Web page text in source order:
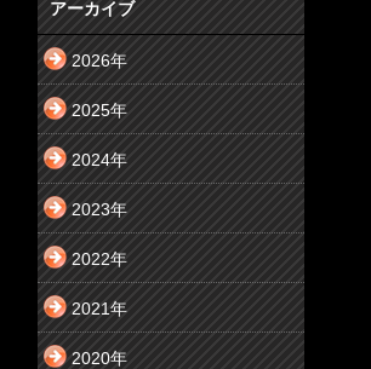
アーカイブ
2026年
2025年
2024年
2023年
2022年
2021年
2020年